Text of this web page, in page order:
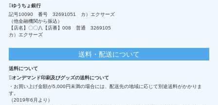
ゆうちょ銀行
記号10090 番号 32691051 カ）エクサーズ
（他金融機関から振込）
【店名】〇〇八【店番】008 普通 3269105
カ）エクサーズ
送料・配送について
送料について
オンデマンド印刷及びグッズの送料について
・お買い上げ金額が5,000円未満の場合には、配送先の地域に応じて別途送料がかかりま
す。
（2019年6月より）